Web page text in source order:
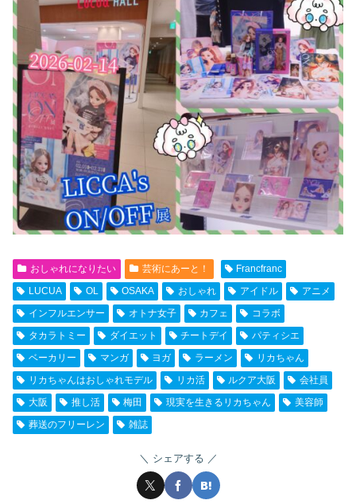
おしゃれになりたい 芸術にあーと！
Francfranc
LUCUA
OL OSAKA おしゃれ アイドル
アニメ
インフルエンサー
オトナ女子 カフェ
コラボ
タカラトミー
ダイエット チートデイ
パティシエ
ベーカリー
マンガ ヨガ ラーメン
リカちゃん
リカちゃんはおしゃれモデル
リカ活 ルクア大阪
会社員
大阪
推し活 梅田 現実を生きるリカちゃん
美容師
葬送のフリーレン
雑誌
シェアする